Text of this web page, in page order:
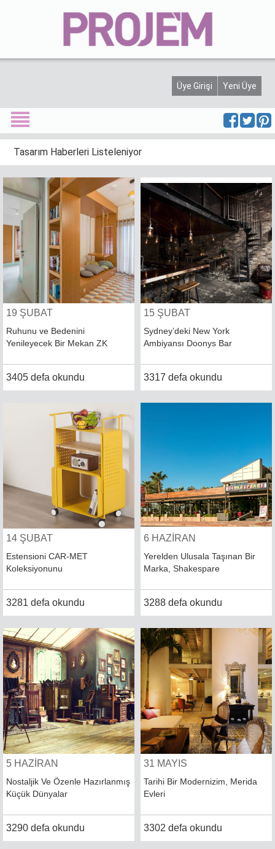
Projem Dergisi
Künye
Etkinlik
Yarışma
Ürünler
Söyleşi
Görüşler
Köşe Yazısı
Yorumlar
Mimarlar
Üye Girişi Yeni Üye
Tasarım Haberleri Listeleniyor
19 ŞUBAT
Ruhunu ve Bedenini
Yenileyecek Bir Mekan ZK
3405 defa okundu
15 ŞUBAT
Sydney’deki New York
Ambiyansı Doonys Bar
3317 defa okundu
14 ŞUBAT
Estensioni CAR-MET
Koleksiyonunu
3281 defa okundu
6 HAZİRAN
Yerelden Ulusala Taşınan Bir
Marka, Shakespare
3288 defa okundu
5 HAZİRAN
Nostaljik Ve Özenle Hazırlanmış
Küçük Dünyalar
3290 defa okundu
31 MAYIS
Tarihi Bir Modernizim, Merida
Evleri
3302 defa okundu